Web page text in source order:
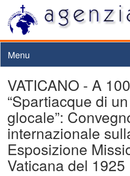
Menu
VATICANO - A
“Spartiacque di
glocale”:
internazionale
Esposizione
Vaticana del 1925